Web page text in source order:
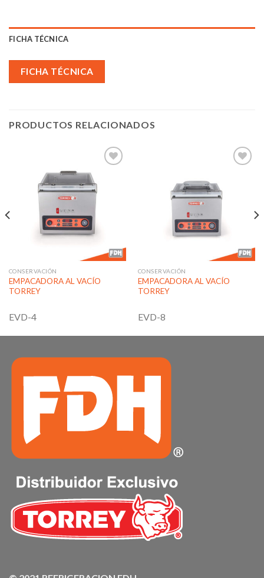
FICHA TÉCNICA
FICHA TÉCNICA
PRODUCTOS RELACIONADOS
CONSERVACIÓN
EMPACADORA AL VACÍO
TORREY
EVD-4
CONSERVACIÓN
EMPACADORA AL VACÍO
TORREY
EVD-8